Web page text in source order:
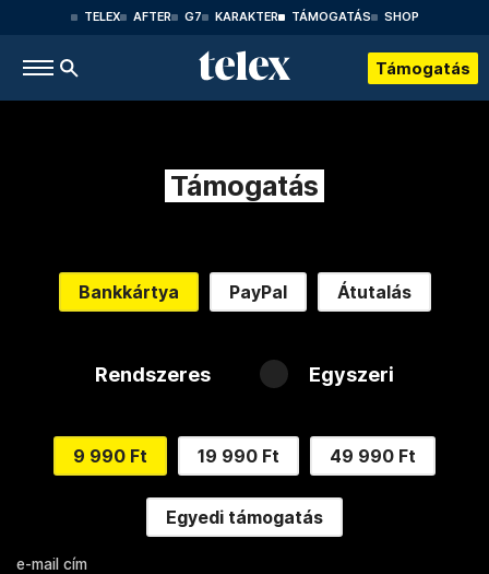
TELEX AFTER G7 KARAKTER TÁMOGATÁS SHOP
Támogatás
Támogatás
Bankkártya PayPal Átutalás
Rendszeres Egyszeri
9 990 Ft 19 990 Ft 49 990 Ft
Egyedi támogatás
e-mail cím